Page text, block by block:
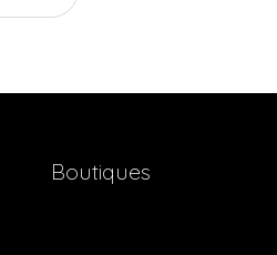
Boutiques